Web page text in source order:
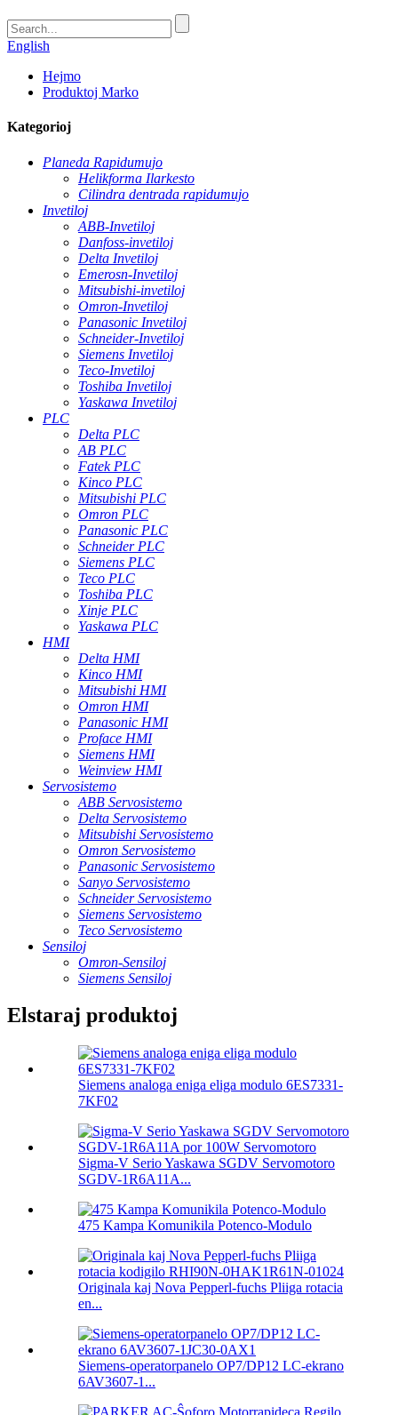
English
Hejmo
Produktoj Marko
Kategorioj
Planeda Rapidumujo
Helikforma Ilarkesto
Cilindra dentrada rapidumujo
Invetiloj
ABB-Invetiloj
Danfoss-invetiloj
Delta Invetiloj
Emerosn-Invetiloj
Mitsubishi-invetiloj
Omron-Invetiloj
Panasonic Invetiloj
Schneider-Invetiloj
Siemens Invetiloj
Teco-Invetiloj
Toshiba Invetiloj
Yaskawa Invetiloj
PLC
Delta PLC
AB PLC
Fatek PLC
Kinco PLC
Mitsubishi PLC
Omron PLC
Panasonic PLC
Schneider PLC
Siemens PLC
Teco PLC
Toshiba PLC
Xinje PLC
Yaskawa PLC
HMI
Delta HMI
Kinco HMI
Mitsubishi HMI
Omron HMI
Panasonic HMI
Proface HMI
Siemens HMI
Weinview HMI
Servosistemo
ABB Servosistemo
Delta Servosistemo
Mitsubishi Servosistemo
Omron Servosistemo
Panasonic Servosistemo
Sanyo Servosistemo
Schneider Servosistemo
Siemens Servosistemo
Teco Servosistemo
Sensiloj
Omron-Sensiloj
Siemens Sensiloj
Elstaraj produktoj
Siemens analoga eniga eliga modulo 6ES7331-
7KF02
Sigma-V Serio Yaskawa SGDV Servomotoro
SGDV-1R6A11A...
475 Kampa Komunikila Potenco-Modulo
Originala kaj Nova Pepperl-fuchs Pliiga rotacia
en...
Siemens-operatorpanelo OP7/DP12 LC-ekrano
6AV3607-1...